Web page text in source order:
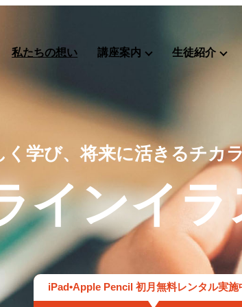
私たちの想い 講座案内 生徒紹介
く学び、将来に活きるチカ
インイラ
iPad•Apple Pencil 初月無料レンタル実施